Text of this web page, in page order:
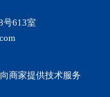
号613室
商家提供技术服务